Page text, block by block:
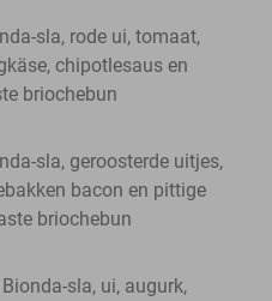
sla, rode ui, tomaat,
chipotlesaus en
briochebun
sla, geroosterde uitjes,
bacon en pittige
briochebun
sla, ui, augurk,